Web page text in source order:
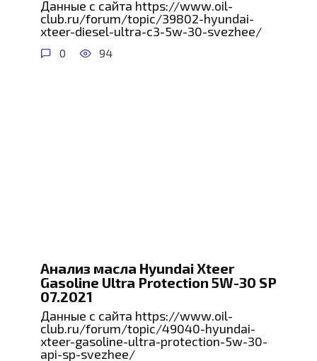
Данные с сайта https://www.oil-
club.ru/forum/topic/39802-hyundai-
xteer-diesel-ultra-c3-5w-30-svezhee/
0 94
Анализ масла Hyundai Xteer
Gasoline Ultra Protection 5W-30 SP
07.2021
Данные с сайта https://www.oil-
club.ru/forum/topic/49040-hyundai-
xteer-gasoline-ultra-protection-5w-30-
api-sp-svezhee/